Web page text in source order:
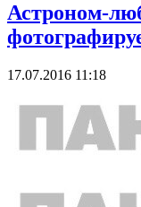
Астроном-
17.07.2016 11:18